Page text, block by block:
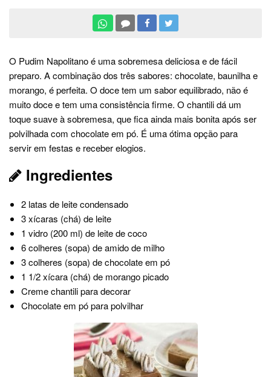
O Pudim Napolitano é uma sobremesa deliciosa e de fácil
preparo. A combinação dos três sabores: chocolate, baunilha e
morango, é perfeita. O doce tem um sabor equilibrado, não é
muito doce e tem uma consistência firme. O chantili dá um
toque suave à sobremesa, que fica ainda mais bonita após ser
polvilhada com chocolate em pó. É uma ótima opção para
servir em festas e receber elogios.
Ingredientes
2 latas de leite condensado
3 xícaras (chá) de leite
1 vidro (200 ml) de leite de coco
6 colheres (sopa) de amido de milho
3 colheres (sopa) de chocolate em pó
1 1/2 xícara (chá) de morango picado
Creme chantili para decorar
Chocolate em pó para polvilhar